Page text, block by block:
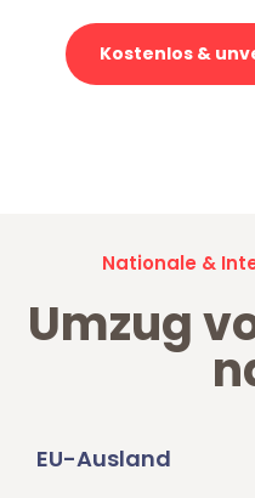
Kostenlos &
Nationale &
Umzug
EU-Ausland